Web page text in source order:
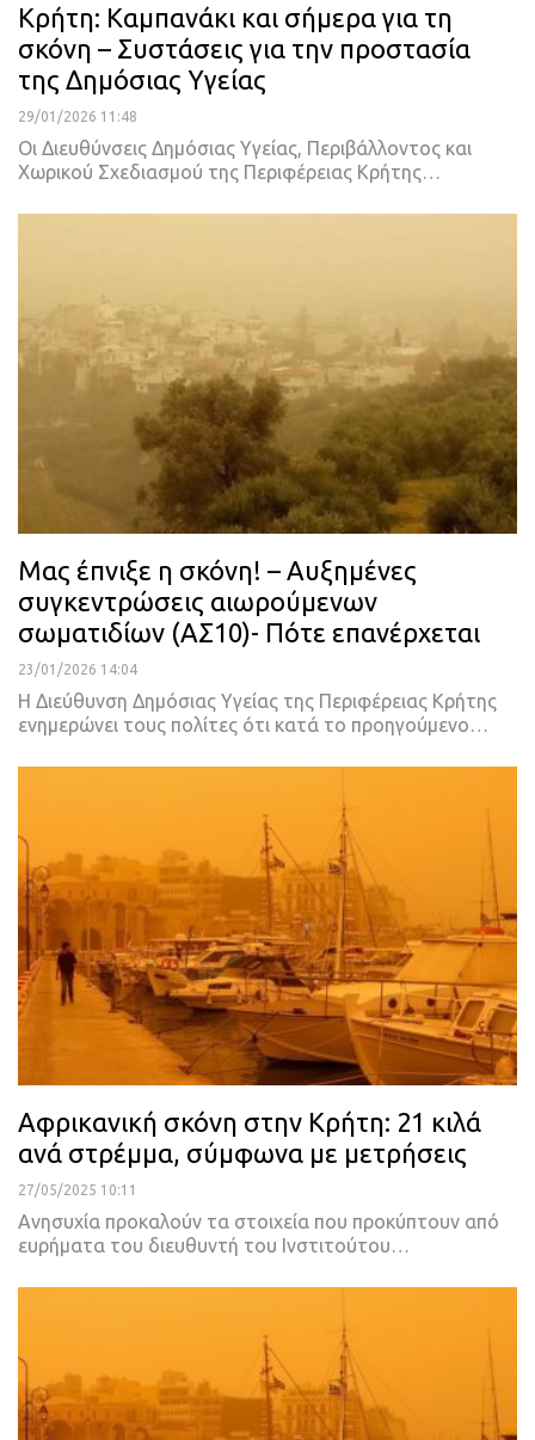
Κρήτη: Καμπανάκι και σήμερα για τη
σκόνη – Συστάσεις για την προστασία
της Δημόσιας Υγείας
29/01/2026 11:48
Οι Διευθύνσεις Δημόσιας Υγείας, Περιβάλλοντος και
Χωρικού Σχεδιασμού της Περιφέρειας Κρήτης…
Μας έπνιξε η σκόνη! – Αυξημένες
συγκεντρώσεις αιωρούμενων
σωματιδίων (ΑΣ10)- Πότε επανέρχεται
23/01/2026 14:04
Η Διεύθυνση Δημόσιας Υγείας της Περιφέρειας Κρήτης
ενημερώνει τους πολίτες ότι κατά το προηγούμενο…
Αφρικανική σκόνη στην Κρήτη: 21 κιλά
ανά στρέμμα, σύμφωνα με μετρήσεις
27/05/2025 10:11
Ανησυχία προκαλούν τα στοιχεία που προκύπτουν από
ευρήματα του διευθυντή του Ινστιτούτου…